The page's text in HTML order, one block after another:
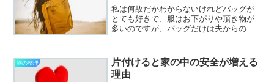
私は何故だかわからないけれどバッグが
とても好きで、服はお下がりや頂き物が
多いのですが、バッグだけは夫からのプ
が求めるバッグの条件①軽い、薄い②放
り投げたとしても中身が出...
物の整理
片付けると家の中の安全が増える
理由